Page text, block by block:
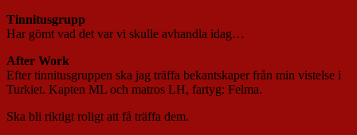
Tinnitusgrupp
Har gömt vad det var vi skulle avhandla idag…
After Work
Efter tinnitusgruppen ska jag träffa bekantskaper från min vistelse i
Turkiet. Kapten ML och matros LH, fartyg: Felma.
Ska bli riktigt roligt att få träffa dem.